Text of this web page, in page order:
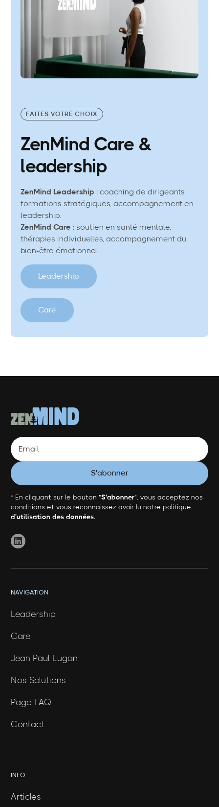
FAITES VOTRE CHOIX
ZenMind Care &
leadership
ZenMind Leadership : coaching de dirigeants,
formations stratégiques, accompagnement en
leadership.
ZenMind Care : soutien en santé mentale,
thérapies individuelles, accompagnement du
bien-être émotionnel.
Leadership
Care
* En cliquant sur le bouton "S'abonner", vous acceptez nos
conditions et vous reconnaissez avoir lu notre politique
d'utilisation des données.
NAVIGATION
Leadership
Care
Jean Paul Lugan
Nos Solutions
Page FAQ
Contact
INFO
Articles